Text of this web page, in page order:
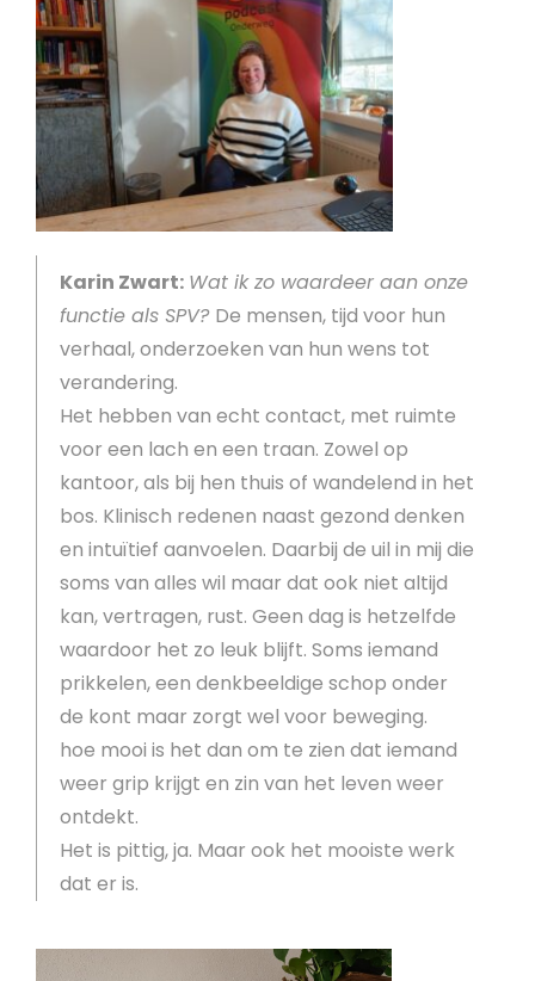
Karin Zwart: Wat ik zo waardeer aan onze
functie als SPV? De mensen, tijd voor hun
verhaal, onderzoeken van hun wens tot
verandering.
Het hebben van echt contact, met ruimte
voor een lach en een traan. Zowel op
kantoor, als bij hen thuis of wandelend in het
bos. Klinisch redenen naast gezond denken
en intuïtief aanvoelen. Daarbij de uil in mij die
soms van alles wil maar dat ook niet altijd
kan, vertragen, rust. Geen dag is hetzelfde
waardoor het zo leuk blijft. Soms iemand
prikkelen, een denkbeeldige schop onder
de kont maar zorgt wel voor beweging.
hoe mooi is het dan om te zien dat iemand
weer grip krijgt en zin van het leven weer
ontdekt.
Het is pittig, ja. Maar ook het mooiste werk
dat er is.